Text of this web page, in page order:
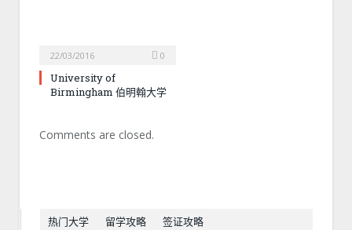
22/03/2016 0
University of
Birmingham 伯明翰大学
Comments are closed.
热门大学 留学攻略 签证攻略